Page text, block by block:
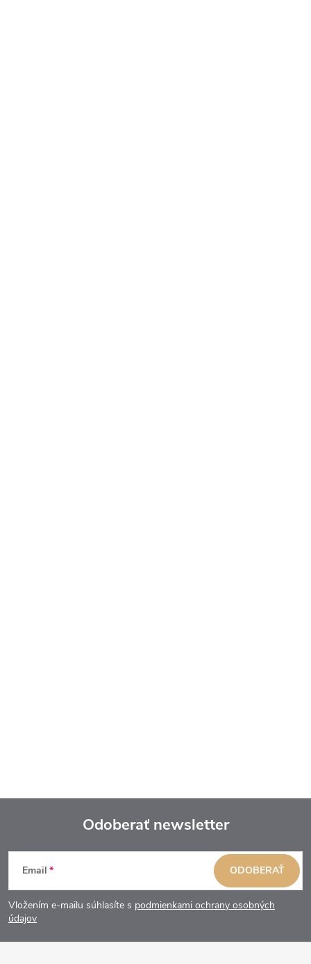
Z
á
p
Odoberať newsletter
Email
Vložením e-mailu súhlasíte s podmienkami ochrany osobných
údajov
ODOBERAŤ